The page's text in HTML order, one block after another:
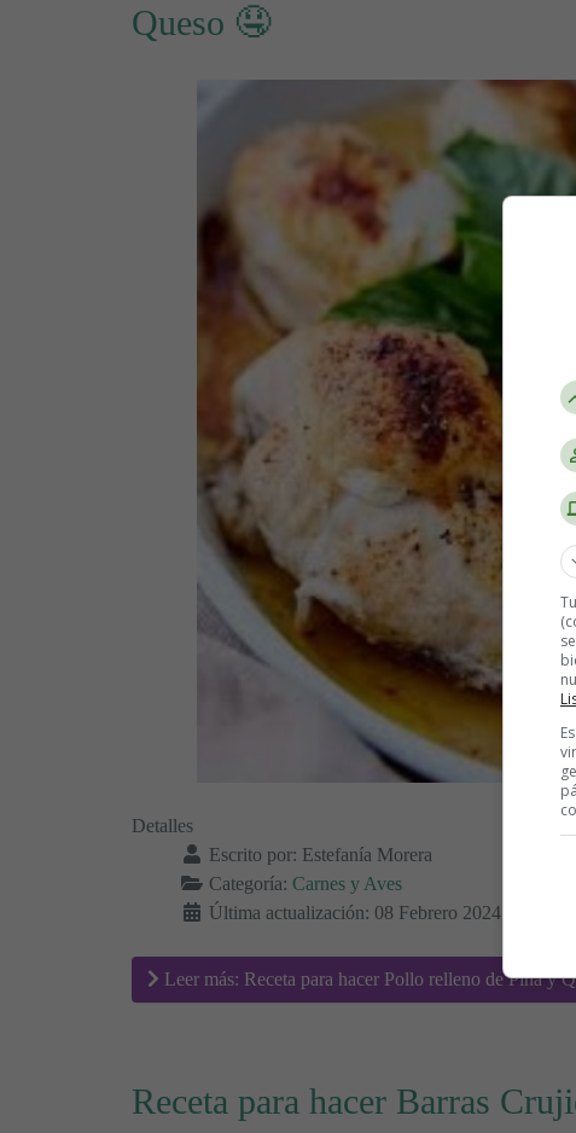
Queso 🤤
Detalles
Escrito por: Estefanía Morera
Categoría: Carnes y Aves
Última actualización: 08 Febrero 2024
Leer más: Receta para hacer Pollo relleno de Piña y
Receta para hacer Barras